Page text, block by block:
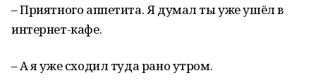
– Приятного аппетита. Я думал ты уже ушёл в
интернет-кафе.
– А я уже сходил туда рано утром.